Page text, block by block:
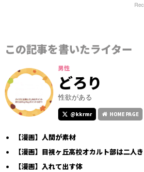
この記事を書いたライター
男性
どろり
性欲がある
@kkrmr HOME PAGE
【漫画】人間が素材
【漫画】目視ヶ丘高校オカルト部は二人
【漫画】入れて出す体